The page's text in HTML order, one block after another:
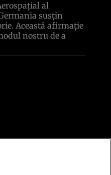
al
susţin
Această afirmaţie
nostru de a